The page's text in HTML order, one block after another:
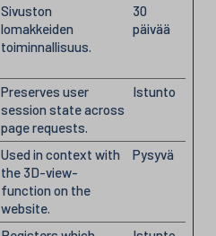
Sivuston
lomakkeiden
toiminnallisuus.
30
päivää
Preserves user
session state across
page requests.
Istunto
Used in context with
the 3D-view-
function on the
website.
Pysyvä